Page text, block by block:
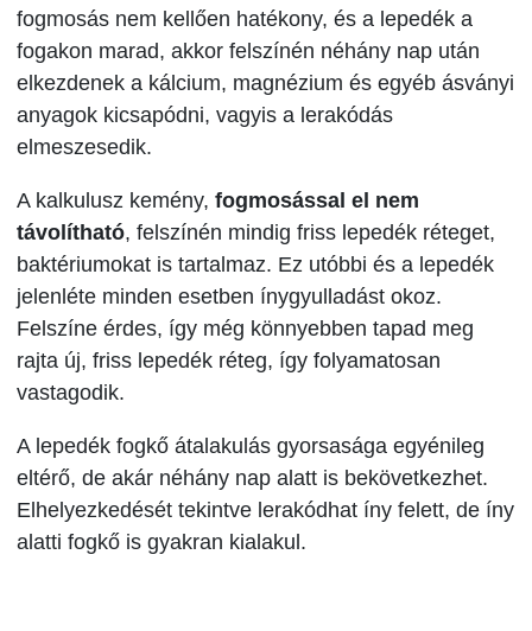
fogmosás nem kellően hatékony, és a lepedék a
fogakon marad, akkor felszínén néhány nap után
elkezdenek a kálcium, magnézium és egyéb ásványi
anyagok kicsapódni, vagyis a lerakódás
elmeszesedik.
A kalkulusz kemény, fogmosással el nem
távolítható, felszínén mindig friss lepedék réteget,
baktériumokat is tartalmaz. Ez utóbbi és a lepedék
jelenléte minden esetben ínygyulladást okoz.
Felszíne érdes, így még könnyebben tapad meg
rajta új, friss lepedék réteg, így folyamatosan
vastagodik.
A lepedék fogkő átalakulás gyorsasága egyénileg
eltérő, de akár néhány nap alatt is bekövetkezhet.
Elhelyezkedését tekintve lerakódhat íny felett, de íny
alatti fogkő is gyakran kialakul.